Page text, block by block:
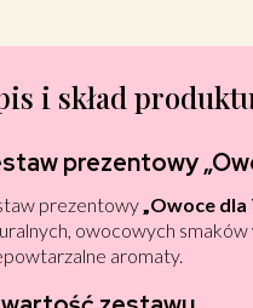
i skład
prezentowy
prezentowy „Owoce dla
owocowych smaków
aromaty.